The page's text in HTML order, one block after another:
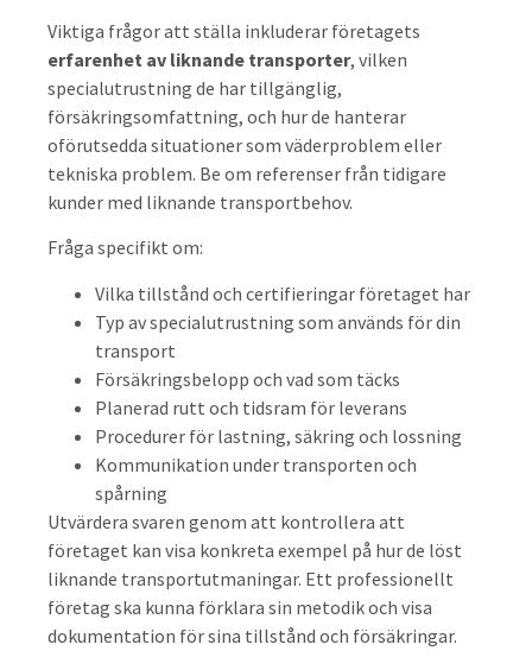
Viktiga frågor att ställa inkluderar företagets
erfarenhet av liknande transporter, vilken
specialutrustning de har tillgänglig,
försäkringsomfattning, och hur de hanterar
oförutsedda situationer som väderproblem eller
tekniska problem. Be om referenser från tidigare
kunder med liknande transportbehov.
Fråga specifikt om:
Vilka tillstånd och certifieringar företaget har
Typ av specialutrustning som används för din
transport
Försäkringsbelopp och vad som täcks
Planerad rutt och tidsram för leverans
Procedurer för lastning, säkring och lossning
Kommunikation under transporten och
spårning
Utvärdera svaren genom att kontrollera att
företaget kan visa konkreta exempel på hur de löst
liknande transportutmaningar. Ett professionellt
företag ska kunna förklara sin metodik och visa
dokumentation för sina tillstånd och försäkringar.